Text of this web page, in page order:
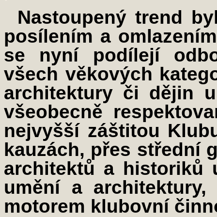
Nastoupený trend
posílením a
se nyní podílejí
všech věkových
architektury či dějin
všeobecně
nejvyšší záštitou
kauzách, přes střední
architektů a historiků
umění a
motorem klubovní